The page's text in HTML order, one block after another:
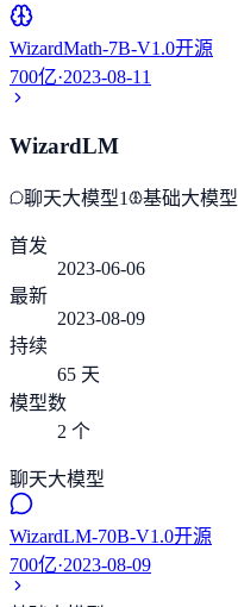
WizardMath-7B-V1.0开源
700亿·2023-08-11
WizardLM
聊天大模型1 基础大模型
首发
2023-06-06
最新
2023-08-09
持续
65 天
模型数
2 个
聊天大模型
WizardLM-70B-V1.0开源
700亿·2023-08-09